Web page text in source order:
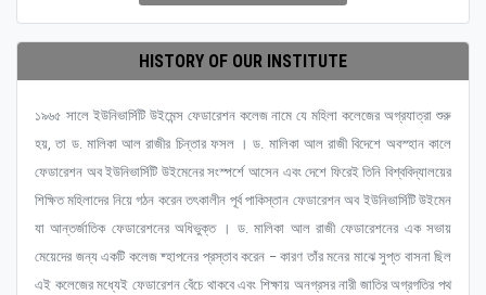
HISTORY OF OUR INSTITUTE
১৯৬৫ সালে ইউনিভার্সিটি উইমেন্স ফেডারেশন কলেজ নামে যে মহিলা কলেজের অগ্রযাত্রা শুরু
হয়, তা ড. মালিকা আল রাজীর চিন্তার ফসল । ড. মালিকা আল রাজী বিদেশে অবস্হান কালে
ফেডারেশন অব ইউনিভার্সিটি উইমেনের সংস্পর্শে আসেন এবং দেশে ফিরেই তিনি বিশ্ববিদ্যালয়ের
শিক্ষিত মহিলাদের নিয়ে গঠন করেন তৎকালীন পূর্ব পাকিস্তান ফেডারেশন অব ইউনিভার্সিটি উইমেন
যা আন্তর্জাতিক ফেডারেশনের অধিভুক্ত । ড. মালিকা আল রাজী ফেডারেশনের এক সভায়
মেয়েদের জন্য একটি কলেজ ষ্হাপনের প্রস্তাব করেন – কারণ তাঁর মনের মাঝে সুপ্ত বাসনা ছিল
এই কলেজের মধ্যেই ফেডারেশন বেঁচে থাকবে এবং শিক্ষায় অনগ্রসর নারী জাতির অগ্রগতির পথ